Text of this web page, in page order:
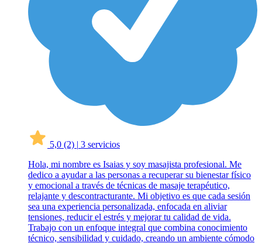
5,0 (2) | 3 servicios
Hola, mi nombre es Isaias y soy masajista profesional. Me
dedico a ayudar a las personas a recuperar su bienestar físico
y emocional a través de técnicas de masaje terapéutico,
relajante y descontracturante. Mi objetivo es que cada sesión
sea una experiencia personalizada, enfocada en aliviar
tensiones, reducir el estrés y mejorar tu calidad de vida.
Trabajo con un enfoque integral que combina conocimiento
técnico, sensibilidad y cuidado, creando un ambiente cómodo